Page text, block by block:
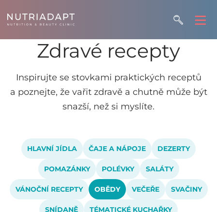
Zdravé recepty
Inspirujte se stovkami praktických receptů
a poznejte, že vařit zdravě a chutně může být
snazší, než si myslíte.
HLAVNÍ JÍDLA ČAJE A NÁPOJE DEZERTY
POMAZÁNKY POLÉVKY SALÁTY
VÁNOČNÍ RECEPTY OBĚDY VEČEŘE SVAČINY
SNÍDANĚ TÉMATICKÉ KUCHAŘKY